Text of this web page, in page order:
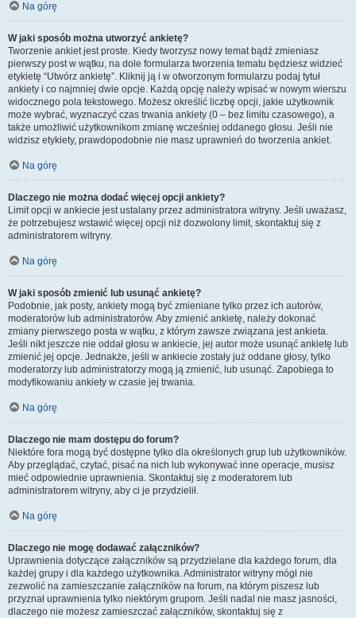
Na górę
W jaki sposób można utworzyć ankietę?
Tworzenie ankiet jest proste. Kiedy tworzysz nowy temat bądź zmieniasz
pierwszy post w wątku, na dole formularza tworzenia tematu będziesz widzieć
etykietę “Utwórz ankietę”. Kliknij ją i w otworzonym formularzu podaj tytuł
ankiety i co najmniej dwie opcje. Każdą opcję należy wpisać w nowym wierszu
widocznego pola tekstowego. Możesz określić liczbę opcji, jakie użytkownik
może wybrać, wyznaczyć czas trwania ankiety (0 – bez limitu czasowego), a
także umożliwić użytkownikom zmianę wcześniej oddanego głosu. Jeśli nie
widzisz etykiety, prawdopodobnie nie masz uprawnień do tworzenia ankiet.
Na górę
Dlaczego nie można dodać więcej opcji ankiety?
Limit opcji w ankiecie jest ustalany przez administratora witryny. Jeśli uważasz,
że potrzebujesz wstawić więcej opcji niż dozwolony limit, skontaktuj się z
administratorem witryny.
Na górę
W jaki sposób zmienić lub usunąć ankietę?
Podobnie, jak posty, ankiety mogą być zmieniane tylko przez ich autorów,
moderatorów lub administratorów. Aby zmienić ankietę, należy dokonać
zmiany pierwszego posta w wątku, z którym zawsze związana jest ankieta.
Jeśli nikt jeszcze nie oddał głosu w ankiecie, jej autor może usunąć ankietę lub
zmienić jej opcje. Jednakże, jeśli w ankiecie zostały już oddane głosy, tylko
moderatorzy lub administratorzy mogą ją zmienić, lub usunąć. Zapobiega to
modyfikowaniu ankiety w czasie jej trwania.
Na górę
Dlaczego nie mam dostępu do forum?
Niektóre fora mogą być dostępne tylko dla określonych grup lub użytkowników.
Aby przeglądać, czytać, pisać na nich lub wykonywać inne operacje, musisz
mieć odpowiednie uprawnienia. Skontaktuj się z moderatorem lub
administratorem witryny, aby ci je przydzielił.
Na górę
Dlaczego nie mogę dodawać załączników?
Uprawnienia dotyczące załączników są przydzielane dla każdego forum, dla
każdej grupy i dla każdego użytkownika. Administrator witryny mógł nie
zezwolić na zamieszczanie załączników na forum, na którym piszesz lub
przyznał uprawnienia tylko niektórym grupom. Jeśli nadal nie masz jasności,
dlaczego nie możesz zamieszczać załączników, skontaktuj się z